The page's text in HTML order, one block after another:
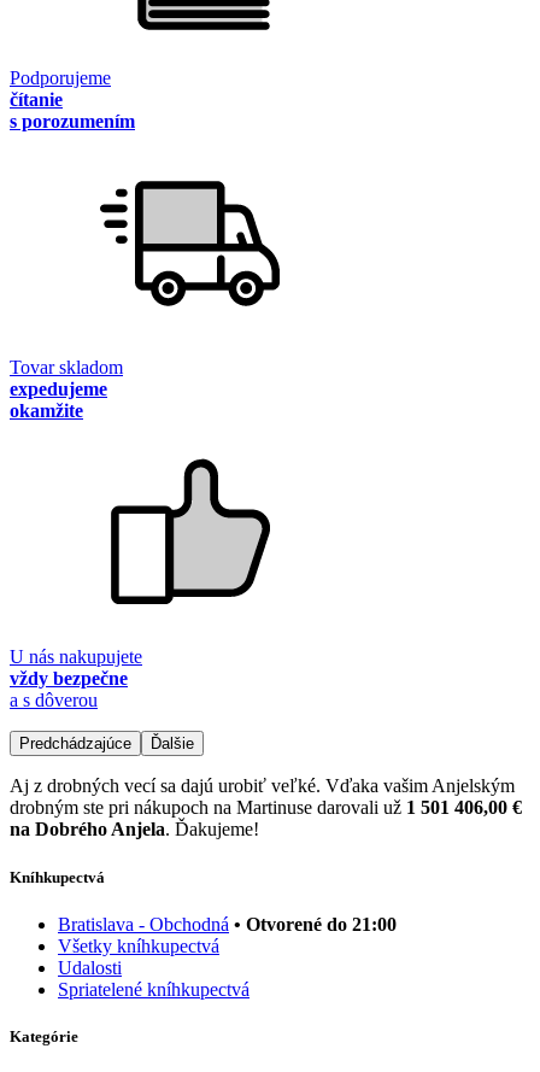
Podporujeme
čítanie
s porozumením
Tovar skladom
expedujeme
okamžite
U nás nakupujete
vždy bezpečne
a s dôverou
Predchádzajúce Ďalšie
Aj z drobných vecí sa dajú urobiť veľké. Vďaka vašim Anjelským
drobným ste pri nákupoch na Martinuse darovali už 1 501 406,00 €
na Dobrého Anjela. Ďakujeme!
Kníhkupectvá
Bratislava - Obchodná • Otvorené do 21:00
Všetky kníhkupectvá
Udalosti
Spriatelené kníhkupectvá
Kategórie